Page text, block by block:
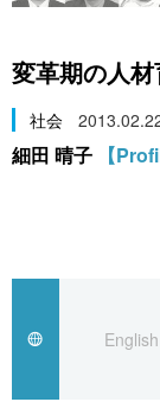
国際
社会
アーカイブ
Japan Data
旅と暮らし
暮らし
変革期の人
社会
細田 晴子 【
English